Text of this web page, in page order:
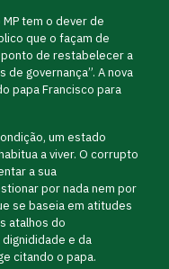
tem o dever de
que o façam de
de restabelecer a
governança”. A nova
papa Francisco para
um estado
a viver. O corrupto
a sua
por nada nem por
se baseia em atitudes
atalhos do
e da
citando o papa.